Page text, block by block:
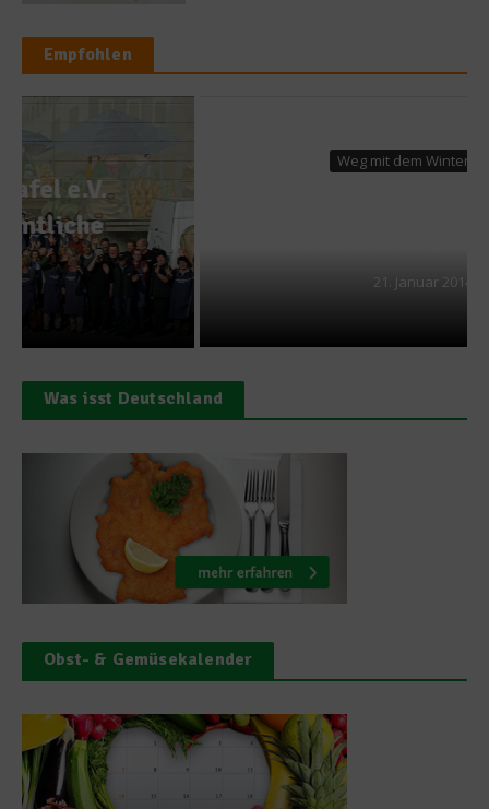
Empfohlen
Abnehmen – Zünden Sie den
Fettstoffwechselturbo
Was isst Deutschland
Obst- & Gemüsekalender